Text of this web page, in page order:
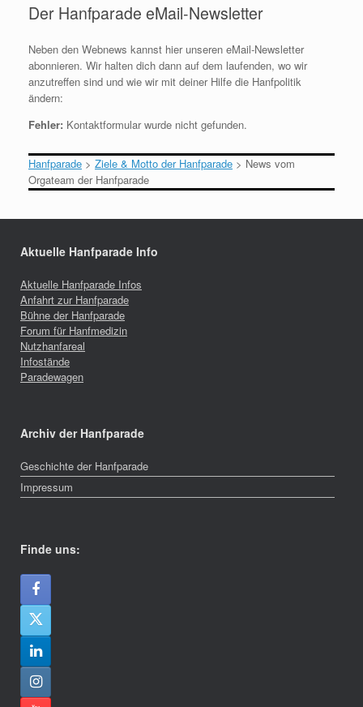
Der Hanfparade eMail-Newsletter
Neben den Webnews kannst hier unseren eMail-Newsletter
abonnieren. Wir halten dich dann auf dem laufenden, wo wir
anzutreffen sind und wie wir mit deiner Hilfe die Hanfpolitik
ändern:
Fehler: Kontaktformular wurde nicht gefunden.
Hanfparade > Ziele & Motto der Hanfparade > News vom
Orgateam der Hanfparade
Aktuelle Hanfparade Info
Aktuelle Hanfparade Infos
Anfahrt zur Hanfparade
Bühne der Hanfparade
Forum für Hanfmedizin
Nutzhanfareal
Infostände
Paradewagen
Archiv der Hanfparade
Geschichte der Hanfparade
Impressum
Finde uns: